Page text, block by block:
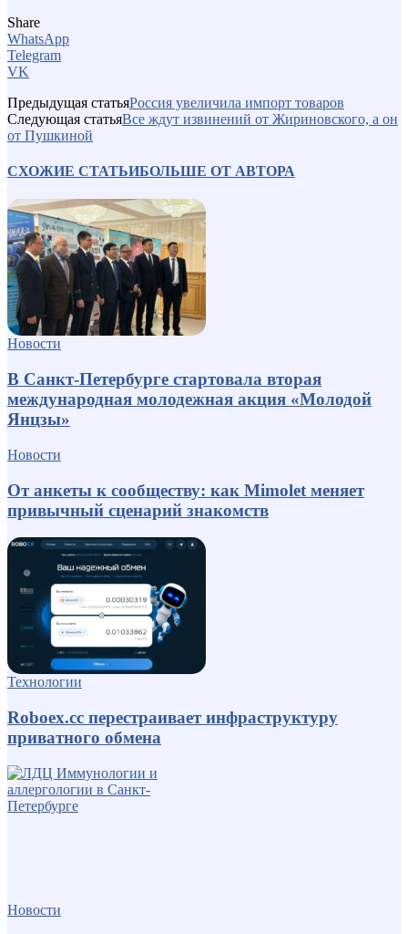
Share
WhatsApp
Telegram
VK
Предыдущая статьяРоссия увеличила импорт товаров
Следующая статьяВсе ждут извинений от Жириновского, а он
от Пушкиной
СХОЖИЕ СТАТЬИБОЛЬШЕ ОТ АВТОРА
Новости
В Санкт-Петербурге стартовала вторая
международная молодежная акция «Молодой
Янцзы»
Новости
От анкеты к сообществу: как Mimolet меняет
привычный сценарий знакомств
Технологии
Roboex.cc перестраивает инфраструктуру
приватного обмена
Новости